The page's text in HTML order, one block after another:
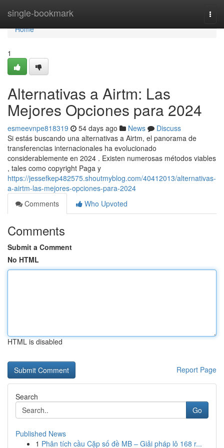
single-bookmark
Home
Home
1
Alternativas a Airtm: Las
Mejores Opciones para 2024
esmeevnpe818319 54 days ago News
Discuss
Si estás buscando una alternativas a Airtm, el panorama de
transferencias internacionales ha evolucionado
considerablemente en 2024 . Existen numerosas métodos viables
, tales como copyright Paga y
https://jessefkep482575.shoutmyblog.com/40412013/alternativas-
a-airtm-las-mejores-opciones-para-2024
Comments
Who Upvoted
Comments
Submit a Comment
No HTML
HTML is disabled
Report Page
Search
Go
Published News
1 Phân tích cầu Cặp số đề MB – Giải pháp lô 168 r...